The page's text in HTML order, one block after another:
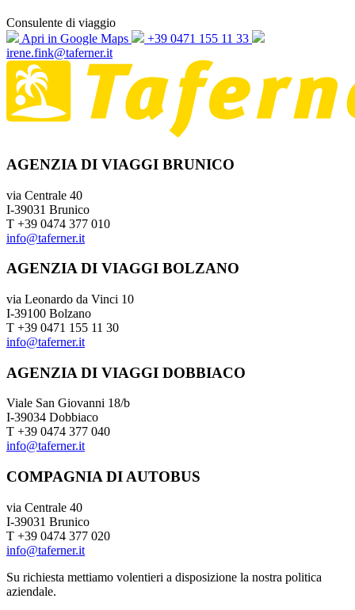
Consulente di viaggio
Apri in Google Maps
+39 0471 155 11 33
irene.fink@taferner.it
AGENZIA DI VIAGGI BRUNICO
via Centrale 40
I-39031 Brunico
T +39 0474 377 010
info@taferner.it
AGENZIA DI VIAGGI BOLZANO
via Leonardo da Vinci 10
I-39100 Bolzano
T +39 0471 155 11 30
info@taferner.it
AGENZIA DI VIAGGI DOBBIACO
Viale San Giovanni 18/b
I-39034 Dobbiaco
T +39 0474 377 040
info@taferner.it
COMPAGNIA DI AUTOBUS
via Centrale 40
I-39031 Brunico
T +39 0474 377 020
info@taferner.it
Su richiesta mettiamo volentieri a disposizione la nostra politica
aziendale.